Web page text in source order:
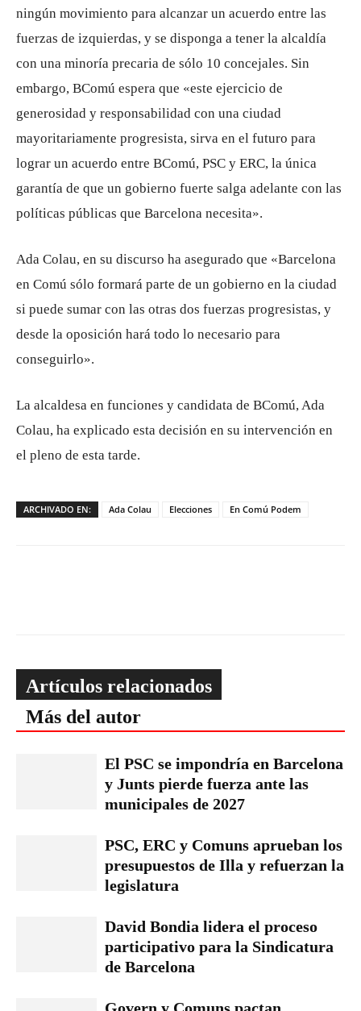
ningún movimiento para alcanzar un acuerdo entre las
fuerzas de izquierdas, y se disponga a tener la alcaldía
con una minoría precaria de sólo 10 concejales. Sin
embargo, BComú espera que «este ejercicio de
generosidad y responsabilidad con una ciudad
mayoritariamente progresista, sirva en el futuro para
lograr un acuerdo entre BComú, PSC y ERC, la única
garantía de que un gobierno fuerte salga adelante con las
políticas públicas que Barcelona necesita».
Ada Colau, en su discurso ha asegurado que «Barcelona
en Comú sólo formará parte de un gobierno en la ciudad
si puede sumar con las otras dos fuerzas progresistas, y
desde la oposición hará todo lo necesario para
conseguirlo».
La alcaldesa en funciones y candidata de BComú, Ada
Colau, ha explicado esta decisión en su intervención en
el pleno de esta tarde.
ARCHIVADO EN: Ada Colau Elecciones En Comú Podem
Artículos relacionados
Más del autor
El PSC se impondría en Barcelona
y Junts pierde fuerza ante las
municipales de 2027
PSC, ERC y Comuns aprueban los
presupuestos de Illa y refuerzan la
legislatura
David Bondia lidera el proceso
participativo para la Sindicatura
de Barcelona